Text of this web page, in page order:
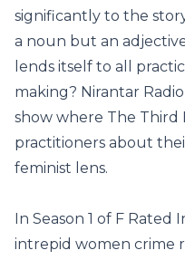
significantly to the
a noun but an
lends itself to all
making? Nirantar
show where The Third
practitioners about
feminist lens.
In Season 1 of F Rated
intrepid women crime